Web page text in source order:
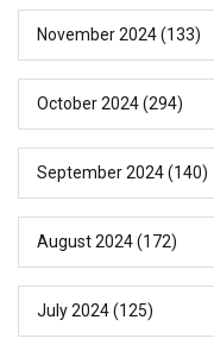
November 2024(133)
October 2024(294)
September 2024(140)
August 2024(172)
July 2024(125)